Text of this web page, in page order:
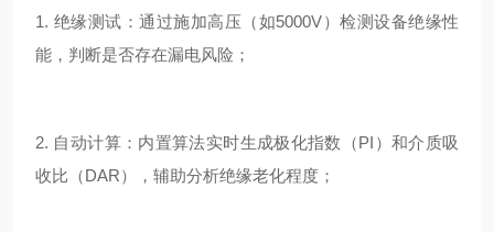
1. 绝缘测试：通过施加高压（如5000V）检测设备绝缘性
能，判断是否存在漏电风险；
2. 自动计算：内置算法实时生成极化指数（PI）和介质吸
收比（DAR），辅助分析绝缘老化程度；